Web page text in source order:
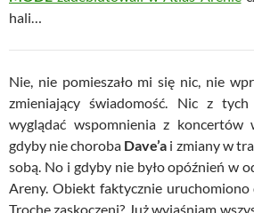
hali…
Nie, nie pomieszało mi się nic, nie
zmieniający świadomość. Nic z tych
wyglądać wspomnienia z
gdyby nie choroba Dave’a i zmiany w
sobą. No i gdyby nie było opóźnień w
Areny. Obiekt faktycznie
Trochę zaskoczeni? Już wyjaśniam